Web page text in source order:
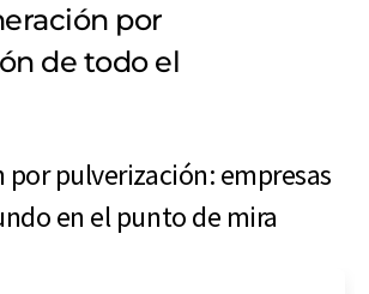
por
de todo el
pulverización: empresas
en el punto de mira